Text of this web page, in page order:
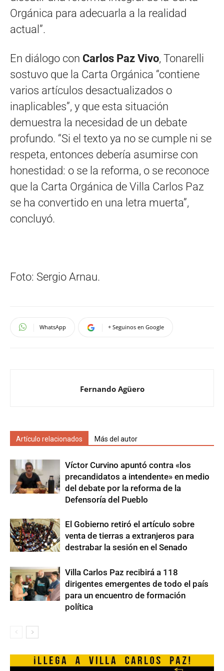
Orgánica para adecuarla a la realidad
actual”.
En diálogo con Carlos Paz Vivo, Tonarelli
sostuvo que la Carta Orgánica “contiene
varios artículos desactualizados o
inaplicables”, y que esta situación
demuestra la necesidad de un debate
profundo. “Si el texto ya no se cumple ni se
respeta, entonces debería asumirse con
honestidad: o se la reforma, o se reconoce
que la Carta Orgánica de Villa Carlos Paz
se ha convertido en una letra muerta”,
concluyó.
Foto: Sergio Arnau.
WhatsApp + Seguinos en Google
Fernando Agüero
Artículo relacionados Más del autor
Víctor Curvino apuntó contra «los
precandidatos a intendente» en medio
del debate por la reforma de la
Defensoría del Pueblo
El Gobierno retiró el artículo sobre
venta de tierras a extranjeros para
destrabar la sesión en el Senado
Villa Carlos Paz recibirá a 118
dirigentes emergentes de todo el país
para un encuentro de formación
política